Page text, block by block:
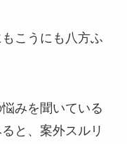
こうにも八方ふ
みを聞いている
と、案外スルリ